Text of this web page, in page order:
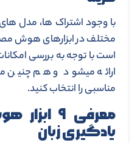
با وجود اشتراک ها، مدل
مختلف در ابزارهای هوش
است با توجه به بررسی
ارائه میشود و هم چنین
مناسبی را انتخاب کنید.
معرفی ۹
یادگیری زبان